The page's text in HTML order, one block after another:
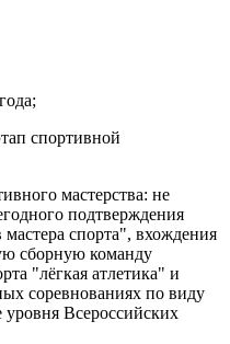
спортивной
мастерства: не
подтверждения
спорта", вхождения
сборную команду
"лёгкая атлетика" и
соревнованиях по виду
уровня Всероссийских